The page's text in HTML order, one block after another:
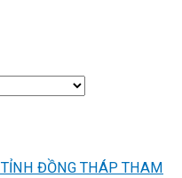
ĐỒNG THÁP THAM